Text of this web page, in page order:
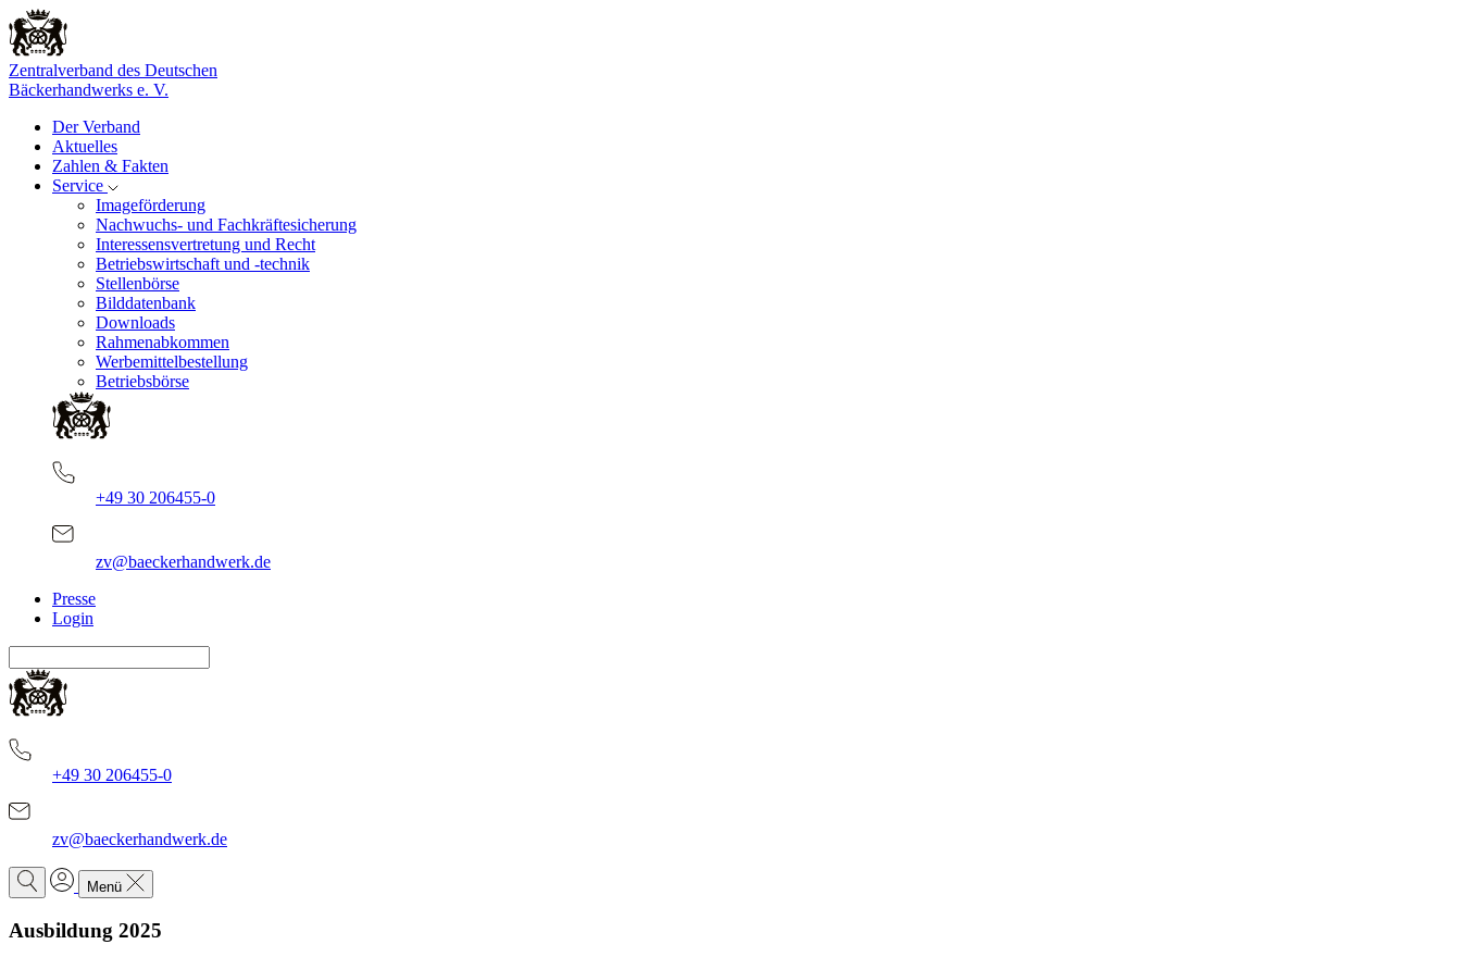
Zentralverband des Deutschen
Bäckerhandwerks e. V.
Der Verband
Aktuelles
Zahlen & Fakten
Service
Imageförderung
Nachwuchs- und Fachkräftesicherung
Interessensvertretung und Recht
Betriebswirtschaft und -technik
Stellenbörse
Bilddatenbank
Downloads
Rahmenabkommen
Werbemittelbestellung
Betriebsbörse
+49 30 206455-0
zv@baeckerhandwerk.de
Presse
Login
+49 30 206455-0
zv@baeckerhandwerk.de
Menü
Ausbildung 2025